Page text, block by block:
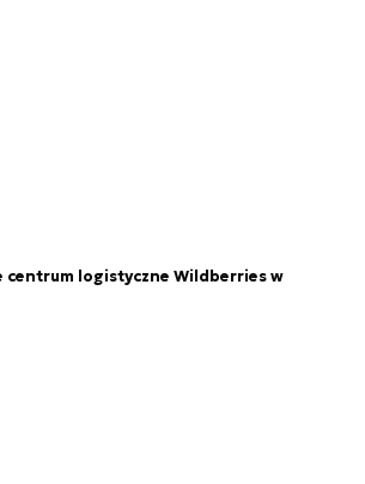
centrum logistyczne Wildberries w